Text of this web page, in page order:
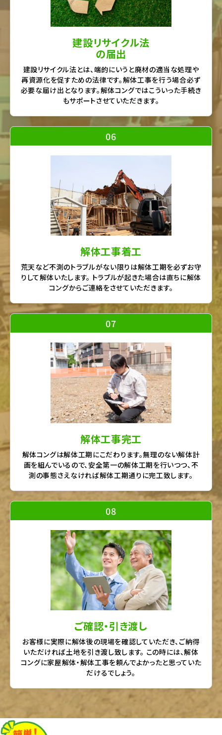
建設リサイクル法
の届出
建設リサイクル法とは、端的にいうと廃材の適当な処理や
再資源化を促すための法律です。解体工事を行う場合必ず
必要な届け出となります。解体コングではこういった手続き
もサポートさせていただきます。
06
解体工事着工
荒天など不測のトラブルがない限りは解体工期を必ずお守
りして解体いたします。 トラブルが起きた場合は直ちに解体
コングからご連絡をさせていただきます。
07
解体工事完工
解体コングは解体工期にこだわります。無理のない解体計
画を組んでいるので、安全第一の解体工期を行いつつ、不
測の事態さえなければ解体工期通りに完工致します。
08
ご確認・引き渡し
お客様に実際に解体後の現場を確認していただき、ご納得
いただければ土地を引き渡し致します。 この時には、解体
コングに家屋解体・解体工事を頼んでよかったと思っていた
だけるでしょう。